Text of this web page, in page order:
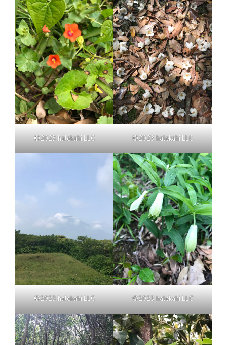
©2023 halekahi LLC ©2023 halekahi LLC
©2023 halekahi LLC ©2023 halekahi LLC